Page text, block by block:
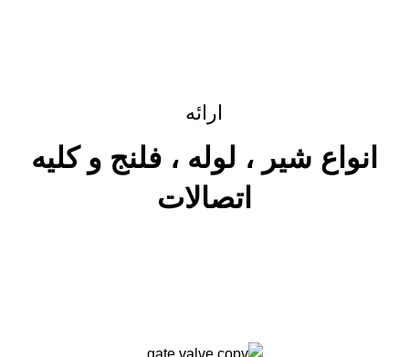
ارائه
انواع شیر ، لوله ، فلنج و کلیه
اتصالات